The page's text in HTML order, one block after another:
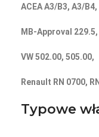
ACEA A3/B3, A3/B4,
MB-Approval
VW 502.00, 505.00,
Renault RN 0700,
Typowe